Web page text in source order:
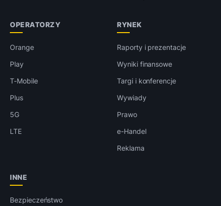
OPERATORZY
Orange
Play
T-Mobile
Plus
5G
LTE
RYNEK
Raporty i prezentacje
Wyniki finansowe
Targi i konferencje
Wywiady
Prawo
e-Handel
Reklama
INNE
Bezpieczeństwo